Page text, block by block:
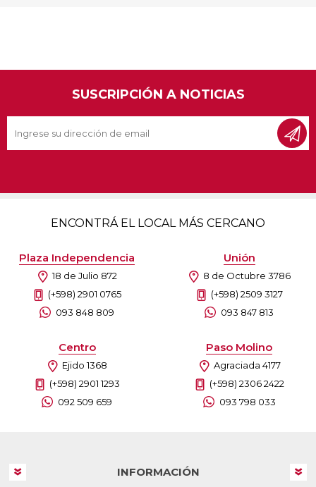
SUSCRIPCIÓN A NOTICIAS
ENCONTRÁ EL LOCAL MÁS CERCANO
Plaza Independencia
18 de Julio 872
(+598) 2901 0765
093 848 809
Unión
8 de Octubre 3786
(+598) 2509 3127
093 847 813
Centro
Ejido 1368
(+598) 2901 1293
092 509 659
Paso Molino
Agraciada 4177
(+598) 2306 2422
093 798 033
INFORMACIÓN